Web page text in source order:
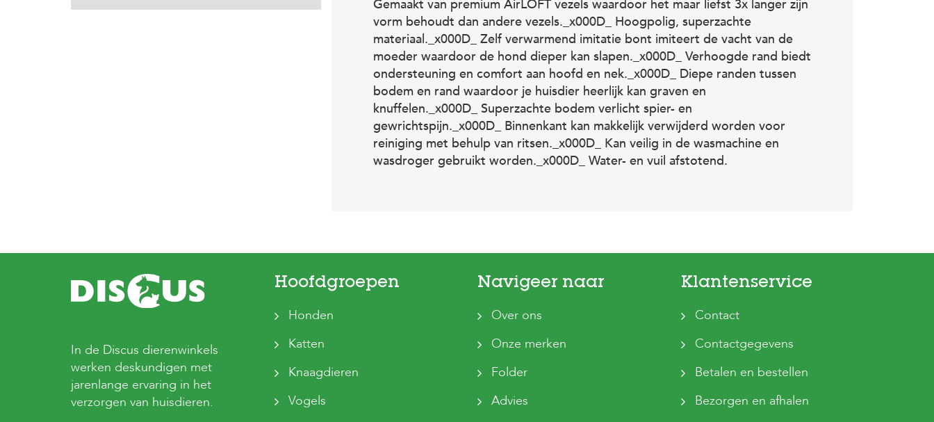
Gemaakt van premium AirLOFT vezels waardoor het maar liefst 3x langer zijn
vorm behoudt dan andere vezels._x000D_ Hoogpolig, superzachte
materiaal._x000D_ Zelf verwarmend imitatie bont imiteert de vacht van de
moeder waardoor de hond dieper kan slapen._x000D_ Verhoogde rand biedt
ondersteuning en comfort aan hoofd en nek._x000D_ Diepe randen tussen
bodem en rand waardoor je huisdier heerlijk kan graven en
knuffelen._x000D_ Superzachte bodem verlicht spier- en
gewrichtspijn._x000D_ Binnenkant kan makkelijk verwijderd worden voor
reiniging met behulp van ritsen._x000D_ Kan veilig in de wasmachine en
wasdroger gebruikt worden._x000D_ Water- en vuil afstotend.
In de Discus dierenwinkels
werken deskundigen met
jarenlange ervaring in het
verzorgen van huisdieren.
Hoofdgroepen
Honden
Katten
Knaagdieren
Vogels
Navigeer naar
Over ons
Onze merken
Folder
Advies
Klantenservice
Contact
Contactgegevens
Betalen en bestellen
Bezorgen en afhalen